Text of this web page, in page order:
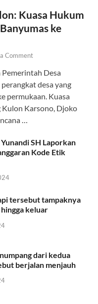
Kuasa Hukum
ke
Comment
Desa
desa yang
permukaan. Kuasa
Kulon Karsono, Djoko
…
SH Laporkan
Kode Etik
tersebut tampaknya
keluar
dari kedua
berjalan menjauh